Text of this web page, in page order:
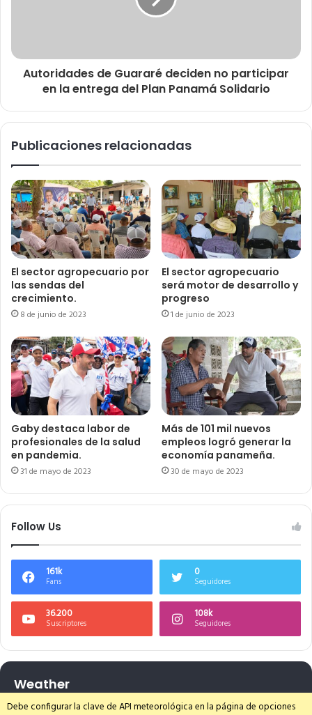
Autoridades de Guararé deciden no participar
en la entrega del Plan Panamá Solidario
Publicaciones relacionadas
El sector agropecuario por
las sendas del
crecimiento.
8 de junio de 2023
El sector agropecuario
será motor de desarrollo y
progreso
1 de junio de 2023
Gaby destaca labor de
profesionales de la salud
en pandemia.
31 de mayo de 2023
Más de 101 mil nuevos
empleos logró generar la
economía panameña.
30 de mayo de 2023
Follow Us
161k
Fans
0
Seguidores
36.200
Suscriptores
108k
Seguidores
Weather
Debe configurar la clave de API meteorológica en la página de opciones